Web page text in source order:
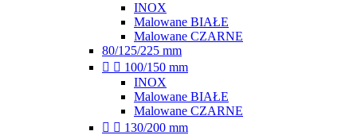
INOX
Malowane BIAŁE
Malowane CZARNE
80/125/225 mm
  100/150 mm
INOX
Malowane BIAŁE
Malowane CZARNE
  130/200 mm